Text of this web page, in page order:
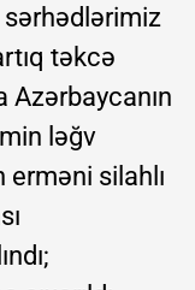
sərhədlərimiz
təkcə
Azərbaycanın
ləğv
silahlı